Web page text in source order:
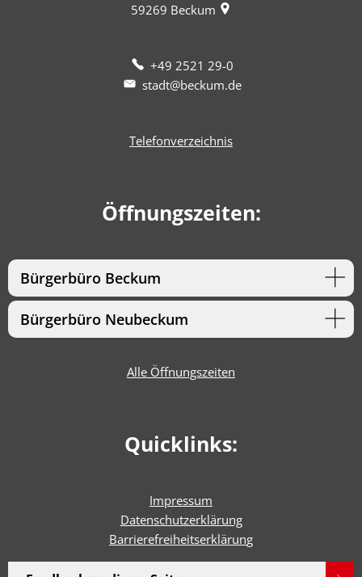
59269 Beckum
+49 2521 29-0
stadt@beckum.de
Telefonverzeichnis
Öffnungszeiten:
Bürgerbüro Beckum
Bürgerbüro Neubeckum
Alle Öffnungszeiten
Quicklinks:
Impressum
Datenschutzerklärung
Barrierefreiheitserklärung